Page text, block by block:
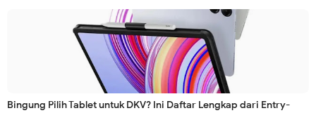
Bingung Pilih Tablet untuk DKV? Ini Daftar Lengkap dari Entry-